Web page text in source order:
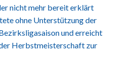
nicht mehr bereit erklärt
ohne Unterstützung der
und erreicht
Herbstmeisterschaft zur